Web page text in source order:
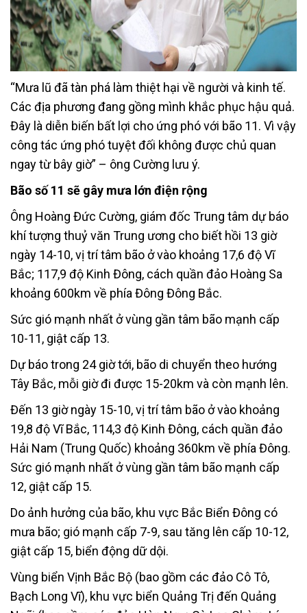
“Mưa lũ đã tàn phá làm thiệt hại về người và kinh tế.
Các địa phương đang gồng mình khắc phục hậu quả.
Đây là diễn biến bất lợi cho ứng phó với bão 11. Vì vậy
công tác ứng phó tuyệt đối không được chủ quan
ngay từ bây giờ” – ông Cường lưu ý.
Bão số 11 sẽ gây mưa lớn điện rộng
Ông Hoàng Đức Cường, giám đốc Trung tâm dự báo
khí tượng thuỷ văn Trung ương cho biết hồi 13 giờ
ngày 14-10, vị trí tâm bão ở vào khoảng 17,6 độ Vĩ
Bắc; 117,9 độ Kinh Đông, cách quần đảo Hoàng Sa
khoảng 600km về phía Đông Đông Bắc.
Sức gió mạnh nhất ở vùng gần tâm bão mạnh cấp
10-11, giật cấp 13.
Dự báo trong 24 giờ tới, bão di chuyển theo hướng
Tây Bắc, mỗi giờ đi được 15-20km và còn mạnh lên.
Đến 13 giờ ngày 15-10, vị trí tâm bão ở vào khoảng
19,8 độ Vĩ Bắc, 114,3 độ Kinh Đông, cách quần đảo
Hải Nam (Trung Quốc) khoảng 360km về phía Đông.
Sức gió mạnh nhất ở vùng gần tâm bão mạnh cấp
12, giật cấp 15.
Do ảnh hưởng của bão, khu vực Bắc Biển Đông có
mưa bão; gió mạnh cấp 7-9, sau tăng lên cấp 10-12,
giật cấp 15, biển động dữ dội.
Vùng biển Vịnh Bắc Bộ (bao gồm các đảo Cô Tô,
Bạch Long Vĩ), khu vực biển Quảng Trị đến Quảng